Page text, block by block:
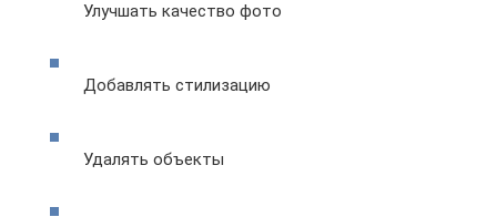
Улучшать качество фото
Добавлять стилизацию
Удалять объекты